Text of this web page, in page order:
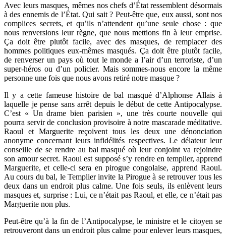
Avec leurs masques, mêmes nos chefs d’État ressemblent désormais
à des ennemis de l’État. Qui sait ? Peut-être que, eux aussi, sont nos
complices secrets, et qu’ils n’attendent qu’une seule chose : que
nous renversions leur règne, que nous mettions fin à leur emprise.
Ça doit être plutôt facile, avec des masques, de remplacer des
hommes politiques eux-mêmes masqués. Ça doit être plutôt facile,
de renverser un pays où tout le monde a l’air d’un terroriste, d’un
super-héros ou d’un policier. Mais sommes-nous encore la même
personne une fois que nous avons retiré notre masque ?
Il y a cette fameuse histoire de bal masqué d’Alphonse Allais à
laquelle je pense sans arrêt depuis le début de cette Antipocalypse.
C’est « Un drame bien parisien », une très courte nouvelle qui
pourra servir de conclusion provisoire à notre mascarade méditative.
Raoul et Marguerite reçoivent tous les deux une dénonciation
anonyme concernant leurs infidélités respectives. Le délateur leur
conseille de se rendre au bal masqué où leur conjoint va rejoindre
son amour secret. Raoul est supposé s’y rendre en templier, apprend
Marguerite, et celle-ci sera en pirogue congolaise, apprend Raoul.
Au cours du bal, le Templier invite la Pirogue à se retrouver tous les
deux dans un endroit plus calme. Une fois seuls, ils enlèvent leurs
masques et, surprise : Lui, ce n’était pas Raoul, et elle, ce n’était pas
Marguerite non plus.
Peut-être qu’à la fin de l’Antipocalypse, le ministre et le citoyen se
retrouveront dans un endroit plus calme pour enlever leurs masques,